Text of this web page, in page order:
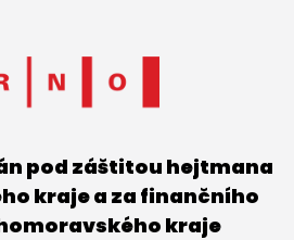
pod záštitou hejtmana
kraje a za finančního
kraje